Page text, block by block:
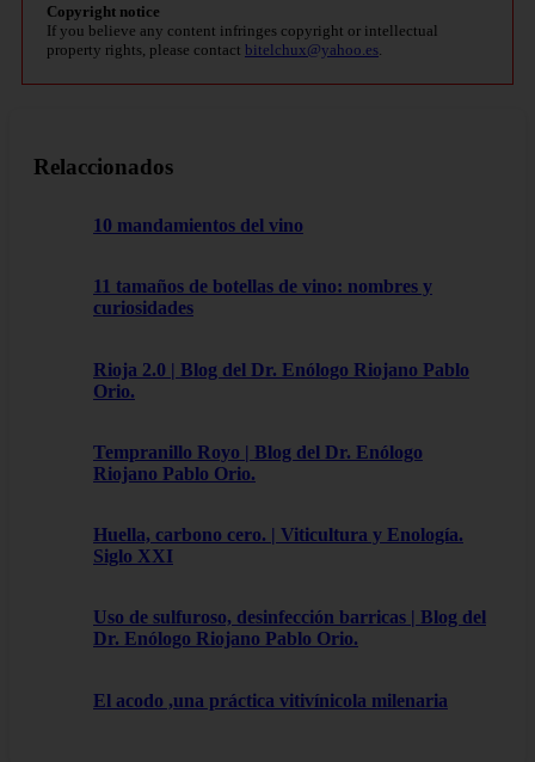
Copyright notice
If you believe any content infringes copyright or intellectual
property rights, please contact bitelchux@yahoo.es
Relaccionados
10 mandamientos del vino
11 tamaños de botellas de vino: nombres y
curiosidades
Rioja 2.0 | Blog del Dr. Enólogo Riojano Pablo
Orio.
Tempranillo Royo | Blog del Dr. Enólogo
Riojano Pablo Orio.
Huella, carbono cero. | Viticultura y Enología.
Siglo XXI
Uso de sulfuroso, desinfección barricas | Blog del
Dr. Enólogo Riojano Pablo Orio.
El acodo ,una práctica vitivínicola milenaria